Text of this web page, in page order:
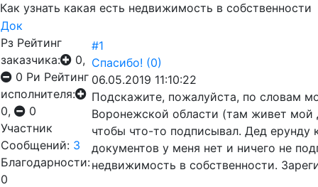
Как узнать какая есть недвижимость в собственности
Док
Рз Рейтинг
заказчика:
0,
0 Ри Рейтинг
исполнителя:
0,
0
Участник
Сообщений: 3
Благодарности:
0
#1
Спасибо! (0)
06.05.2019 11:10:22
Подскажите, пожалуйста, по словам
Воронежской области (там живет
чтобы что-то подписывал. Дед ерунду
документов у меня нет и ничего не
недвижимость в собственности.